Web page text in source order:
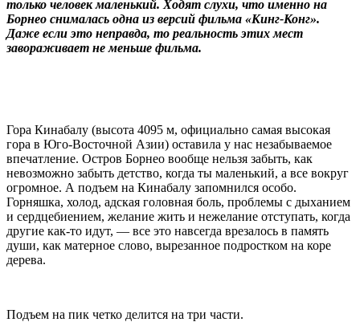
только человек маленький. Ходят слухи, что именно на
Борнео снималась одна из версий фильма «Кинг-Конг».
Даже если это неправда, то реальность этих мест
завораживает не меньше фильма.
Гора Кинабалу (высота 4095 м, официально самая высокая
гора в Юго-Восточной Азии) оставила у нас незабываемое
впечатление. Остров Борнео вообще нельзя забыть, как
невозможно забыть детство, когда ты маленький, а все вокруг
огромное. А подъем на Кинабалу запомнился особо.
Горняшка, холод, адская головная боль, проблемы с дыханием
и сердцебиением, желание жить и нежелание отступать, когда
другие как-то идут, — все это навсегда врезалось в память
души, как матерное слово, вырезанное подростком на коре
дерева.
Подъем на пик четко делится на три части.